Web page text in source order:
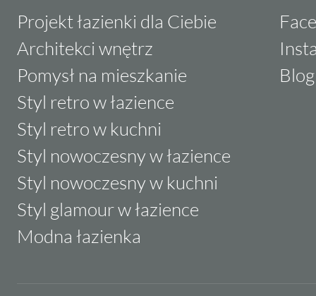
Projekt łazienki dla Ciebie
Architekci wnętrz
Pomysł na mieszkanie
Styl retro w łazience
Styl retro w kuchni
Styl nowoczesny w łazience
Styl nowoczesny w kuchni
Styl glamour w łazience
Modna łazienka
Blog